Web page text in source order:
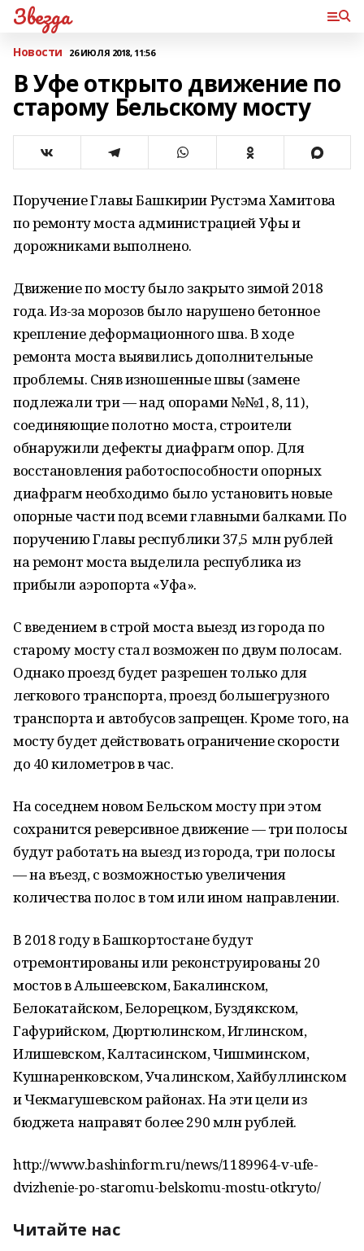
Звезда
Новости 26 ИЮЛЯ 2018, 11:56
В Уфе открыто движение по
старому Бельскому мосту
Поручение Главы Башкирии Рустэма Хамитова
по ремонту моста администрацией Уфы и
дорожниками выполнено.
Движение по мосту было закрыто зимой 2018
года. Из-за морозов было нарушено бетонное
крепление деформационного шва. В ходе
ремонта моста выявились дополнительные
проблемы. Сняв изношенные швы (замене
подлежали три — над опорами №№1, 8, 11),
соединяющие полотно моста, строители
обнаружили дефекты диафрагм опор. Для
восстановления работоспособности опорных
диафрагм необходимо было установить новые
опорные части под всеми главными балками. По
поручению Главы республики 37,5 млн рублей
на ремонт моста выделила республика из
прибыли аэропорта «Уфа».
С введением в строй моста выезд из города по
старому мосту стал возможен по двум полосам.
Однако проезд будет разрешен только для
легкового транспорта, проезд большегрузного
транспорта и автобусов запрещен. Кроме того, на
мосту будет действовать ограничение скорости
до 40 километров в час.
На соседнем новом Бельском мосту при этом
сохранится реверсивное движение — три полосы
будут работать на выезд из города, три полосы
— на въезд, с возможностью увеличения
количества полос в том или ином направлении.
В 2018 году в Башкортостане будут
отремонтированы или реконструированы 20
мостов в Альшеевском, Бакалинском,
Белокатайском, Белорецком, Буздякском,
Гафурийском, Дюртюлинском, Иглинском,
Илишевском, Калтасинском, Чишминском,
Кушнаренковском, Учалинском, Хайбуллинском
и Чекмагушевском районах. На эти цели из
бюджета направят более 290 млн рублей.
http://www.bashinform.ru/news/1189964-v-ufe-
dvizhenie-po-staromu-belskomu-mostu-otkryto/
Читайте нас